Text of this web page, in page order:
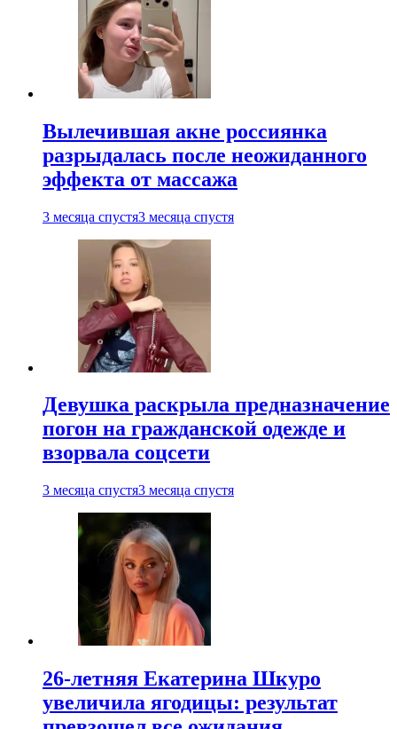
Вылечившая акне россиянка
разрыдалась после неожиданного
эффекта от массажа
3 месяца спустя3 месяца спустя
Девушка раскрыла предназначение
погон на гражданской одежде и
взорвала соцсети
3 месяца спустя3 месяца спустя
26-летняя Екатерина Шкуро
увеличила ягодицы: результат